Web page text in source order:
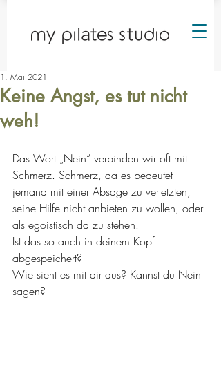
Keine Angst, es tut nicht
weh!
1. Mai 2021
Das Wort „Nein“ verbinden wir oft mit
Schmerz. Schmerz, da es bedeutet
jemand mit einer Absage zu verletzten,
seine Hilfe nicht anbieten zu wollen, oder
als egoistisch da zu stehen.
Ist das so auch in deinem Kopf
abgespeichert?
Wie sieht es mit dir aus? Kannst du Nein
sagen?